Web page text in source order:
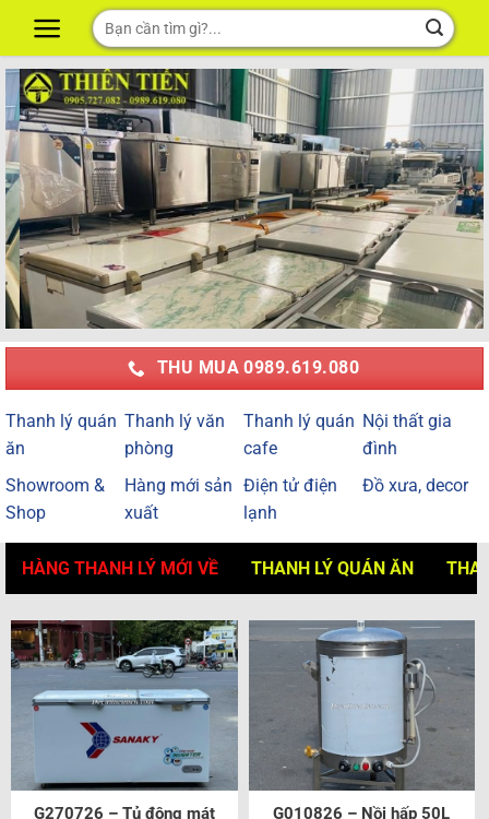
content
Tìm
kiếm:
THU MUA 0989.619.080
Thanh lý quán
ăn
Thanh lý văn
phòng
Thanh lý quán
cafe
Nội thất gia
đình
Showroom &
Shop
Hàng mới sản
xuất
Điện tử điện
lạnh
Đồ xưa, decor
HÀNG THANH LÝ MỚI VỀ THANH LÝ QUÁN ĂN
G270726 – Tủ đông mát
G010826 – Nồi hấp 50L